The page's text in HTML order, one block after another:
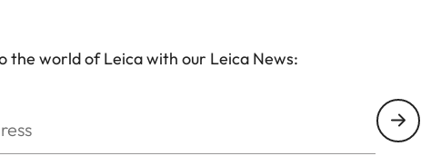
the world of Leica with our Leica News: